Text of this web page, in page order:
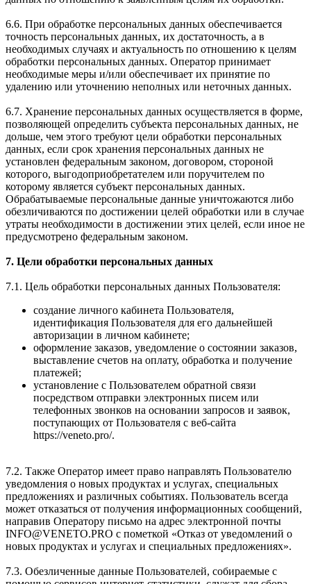
6.6. При обработке персональных данных обеспечивается
точность персональных данных, их достаточность, а в
необходимых случаях и актуальность по отношению к целям
обработки персональных данных. Оператор принимает
необходимые меры и/или обеспечивает их принятие по
удалению или уточнению неполных или неточных данных.
6.7. Хранение персональных данных осуществляется в форме,
позволяющей определить субъекта персональных данных, не
дольше, чем этого требуют цели обработки персональных
данных, если срок хранения персональных данных не
установлен федеральным законом, договором, стороной
которого, выгодоприобретателем или поручителем по
которому является субъект персональных данных.
Обрабатываемые персональные данные уничтожаются либо
обезличиваются по достижении целей обработки или в случае
утраты необходимости в достижении этих целей, если иное не
предусмотрено федеральным законом.
7. Цели обработки персональных данных
7.1. Цель обработки персональных данных Пользователя:
создание личного кабинета Пользователя,
идентификация Пользователя для его дальнейшей
авторизации в личном кабинете;
оформление заказов, уведомление о состоянии заказов,
выставление счетов на оплату, обработка и получение
платежей;
установление с Пользователем обратной связи
посредством отправки электронных писем или
телефонных звонков на основании запросов и заявок,
поступающих от Пользователя с веб-сайта
https://veneto.pro/.
7.2. Также Оператор имеет право направлять Пользователю
уведомления о новых продуктах и услугах, специальных
предложениях и различных событиях. Пользователь всегда
может отказаться от получения информационных сообщений,
направив Оператору письмо на адрес электронной почты
INFO@VENETO.PRO с пометкой «Отказ от уведомлений о
новых продуктах и услугах и специальных предложениях».
7.3. Обезличенные данные Пользователей, собираемые с